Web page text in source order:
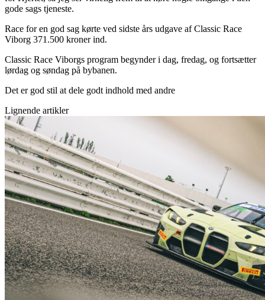
gode sags tjeneste.
Race for en god sag kørte ved sidste års udgave af Classic Race
Viborg 371.500 kroner ind.
Classic Race Viborgs program begynder i dag, fredag, og fortsætter
lørdag og søndag på bybanen.
Det er god stil at dele godt indhold med andre
Lignende artikler